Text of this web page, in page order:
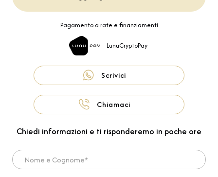
Pagamento a rate e finanziamenti
LunuCryptoPay
Scrivici
Chiamaci
Chiedi informazioni e ti risponderemo in poche ore
Nome e Cognome*